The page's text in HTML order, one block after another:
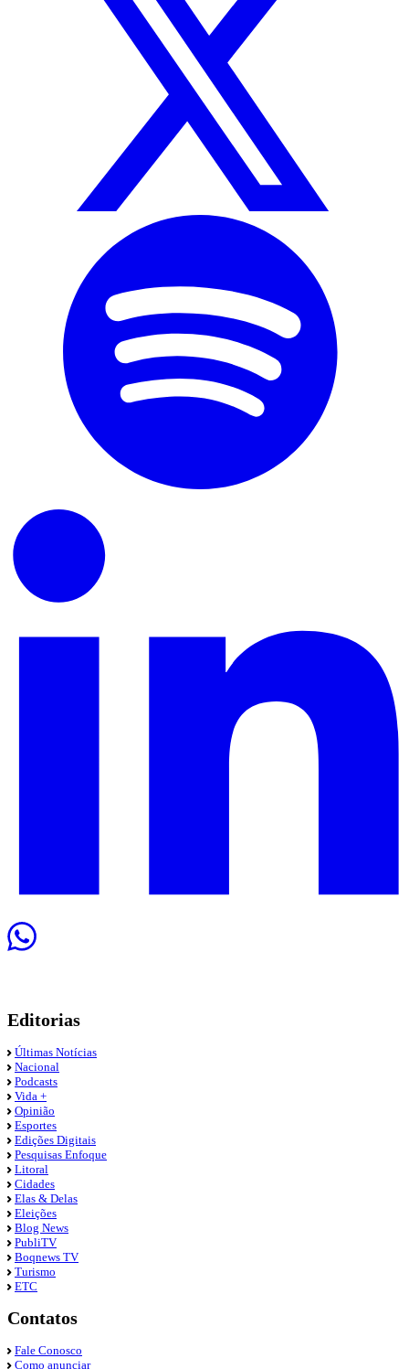
Editorias
Últimas Notícias
Nacional
Podcasts
Vida +
Opinião
Esportes
Edições Digitais
Pesquisas Enfoque
Litoral
Cidades
Elas & Delas
Eleições
Blog News
PubliTV
Boqnews TV
Turismo
ETC
Contatos
Fale Conosco
Como anunciar